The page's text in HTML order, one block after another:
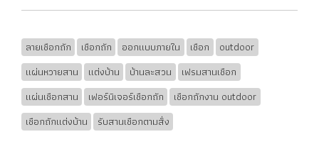
ลายเชือกถัก เชือกถัก ออกแบบภายใน เชือก
outdoor
แผ่นหวายสาน
แต่งบ้าน บ้านละสวน
เฟรมสานเชือก
แผ่นเชือกสาน
เฟอร์นิเจอร์เชือกถัก
เชือกถักงาน outdoor
เชือกถักแต่งบ้าน
รับสานเชือกตามสั่ง